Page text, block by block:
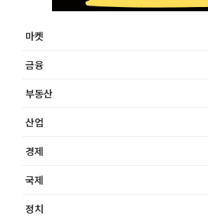
마켓
금융
부동산
산업
경제
국제
정치